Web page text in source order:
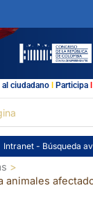
al ciudadano l Participal
Intranet - Búsqueda
animales